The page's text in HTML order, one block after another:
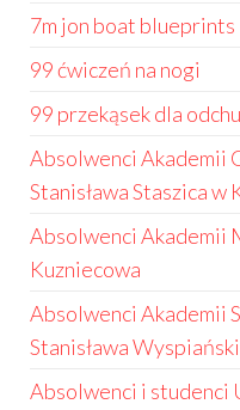
7m jon boat blueprints
99 ćwiczeń na nogi
99 przekąsek dla
Absolwenci Akademii
Stanisława Staszica w
Absolwenci Akademii
Kuzniecowa
Absolwenci Akademii
Stanisława
Absolwenci i studenci